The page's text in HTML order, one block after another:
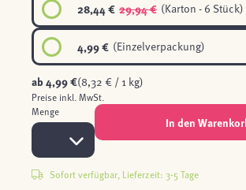
28,44 € 29,94 € (Karton - 6 Stück)
4,99 € (Einzelverpackung)
ab4,99 €(8,32 € / 1 kg)
Preise inkl. MwSt.
Menge
In den
Sofort verfügbar, Lieferzeit: 3-5 Tage